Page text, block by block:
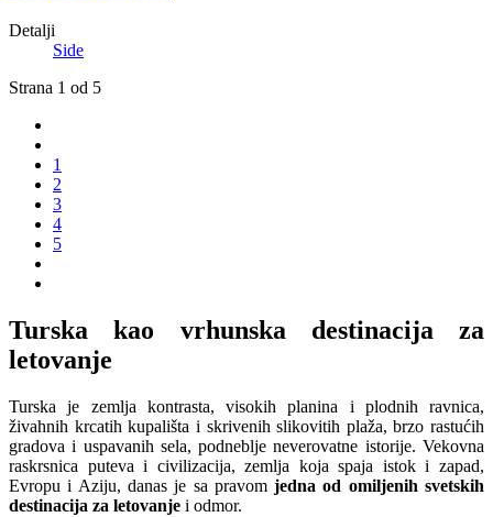
Detalji
Side
Strana 1 od 5
1
2
3
4
5
Turska kao vrhunska destinacija za
letovanje
Turska je zemlja kontrasta, visokih planina i plodnih ravnica,
živahnih krcatih kupališta i skrivenih slikovitih plaža, brzo rastućih
gradova i uspavanih sela, podneblje neverovatne istorije. Vekovna
raskrsnica puteva i civilizacija, zemlja koja spaja istok i zapad,
Evropu i Aziju, danas je sa pravomjedna od omiljenih svetskih
destinacija za letovanje i odmor.